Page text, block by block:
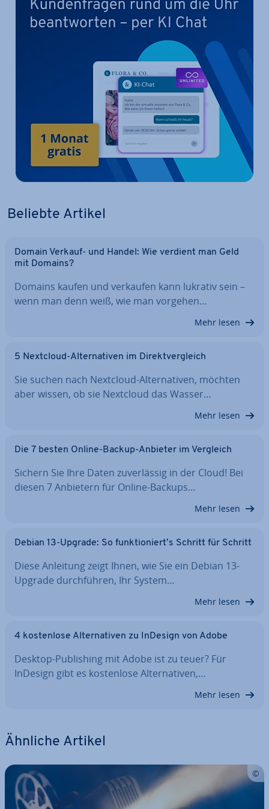
Beliebte Artikel
Domain Verkauf- und Handel: Wie verdient man Geld
mit Domains?
Domains kaufen und verkaufen kann lukrativ sein –
wenn man denn weiß, wie man vorgehen…
Mehr lesen
5 Nextcloud-Al­ter­na­ti­ven im Di­rekt­ver­gleich
Sie suchen nach Nextcloud-Al­ter­na­ti­ven, möchten
aber wissen, ob sie Nextcloud das Wasser…
Mehr lesen
Die 7 besten Online-Backup-Anbieter im Vergleich
Sichern Sie Ihre Daten zu­ver­läs­sig in der Cloud! Bei
diesen 7 Anbietern für Online-Backups…
Mehr lesen
Debian 13-Upgrade: So funk­tio­niert’s Schritt für Schritt
Diese Anleitung zeigt Ihnen, wie Sie ein Debian 13-
Upgrade durch­füh­ren, Ihr System…
Mehr lesen
4 kos­ten­lo­se Al­ter­na­ti­ven zu InDesign von Adobe
Desktop-Pu­bli­shing mit Adobe ist zu teuer? Für
InDesign gibt es kos­ten­lo­se Al­ter­na­ti­ven,…
Mehr lesen
Ähnliche Artikel